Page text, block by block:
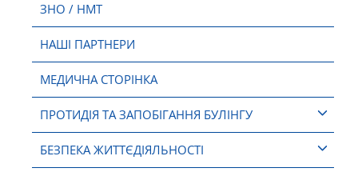
ЗНО / НМТ
НАШІ ПАРТНЕРИ
МЕДИЧНА СТОРІНКА
ПРОТИДІЯ ТА ЗАПОБІГАННЯ БУЛІНГУ
БЕЗПЕКА ЖИТТЄДІЯЛЬНОСТІ